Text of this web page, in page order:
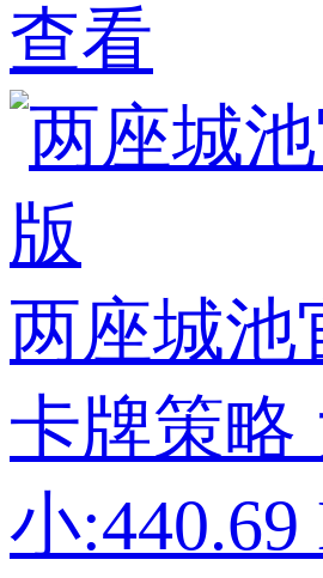
查看
两座城池
卡牌策略
小:440.69